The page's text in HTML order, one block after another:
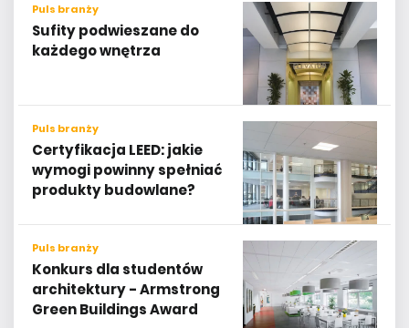
Puls branży
Sufity podwieszane do
każdego wnętrza
Puls branży
Certyfikacja LEED: jakie
wymogi powinny spełniać
produkty budowlane?
Puls branży
Konkurs dla studentów
architektury - Armstrong
Green Buildings Award